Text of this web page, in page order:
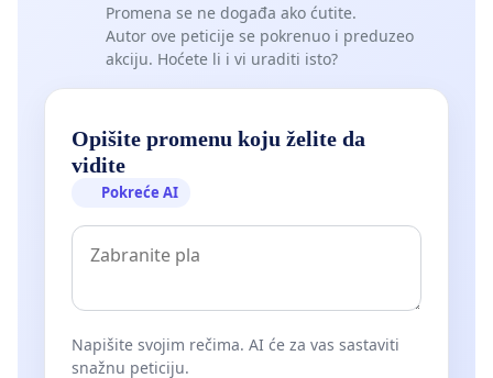
Promena se ne događa ako ćutite.
Autor ove peticije se pokrenuo i preduzeo
akciju. Hoćete li i vi uraditi isto?
Opišite promenu koju želite da
vidite
Pokreće AI
Napišite svojim rečima. AI će za vas sastaviti
snažnu peticiju.